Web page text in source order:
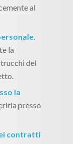
al
.
la
del
la
presso
contratti